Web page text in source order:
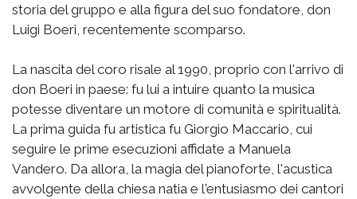
storia del gruppo e alla figura del suo fondatore, don
Luigi Boeri, recentemente scomparso.
La nascita del coro risale al 1990, proprio con l'arrivo di
don Boeri in paese: fu lui a intuire quanto la musica
potesse diventare un motore di comunità e spiritualità.
La prima guida fu artistica fu Giorgio Maccario, cui
seguire le prime esecuzioni affidate a Manuela
Vandero. Da allora, la magia del pianoforte, l'acustica
avvolgente della chiesa natia e l'entusiasmo dei cantori